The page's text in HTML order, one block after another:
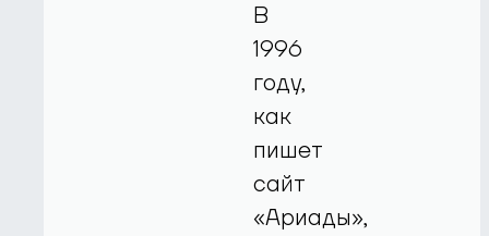
В
1996
году,
как
пишет
сайт
«Ариады»,